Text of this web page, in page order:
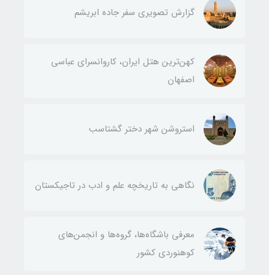
گزارش تصویری سفر جاده ابریشم
کهن‌ترین هتل ایران، کاروانسرای عباسی
اصفهان
استروشن شهر دختر گشتاسب
نگاهی به تاریخچه علم و ادب در تاجیکستان
معرفی باشگاه‌ها، گروه‌ها و انجمن‌های
کوهنوردی کشور